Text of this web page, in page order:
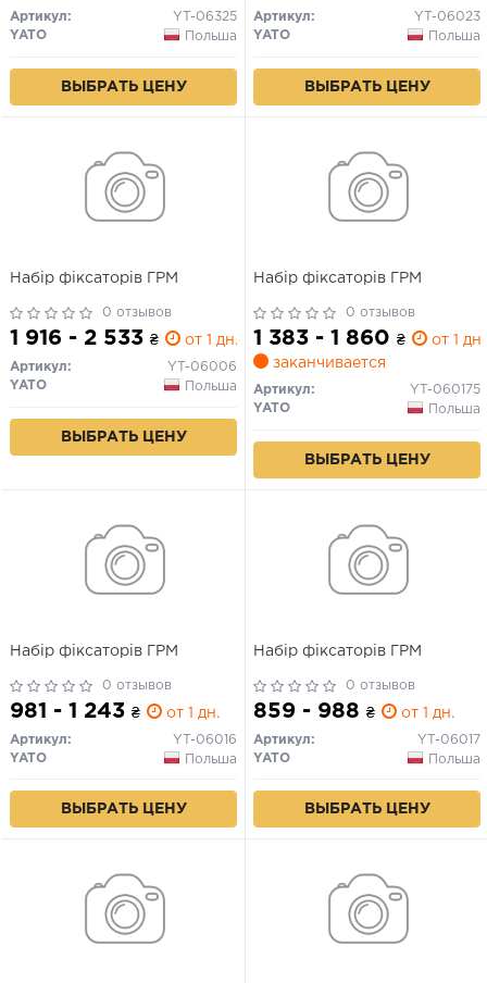
Артикул:
YT-06325
YATO
Польша
ВЫБРАТЬ ЦЕНУ
Артикул:
YT-06023
YATO
Польша
ВЫБРАТЬ ЦЕНУ
Набір фіксаторів ГРМ
0 отзывов
1 916 - 2 533 ₴ от 1 дн.
Артикул:
YT-06006
YATO
Польша
ВЫБРАТЬ ЦЕНУ
Набір фіксаторів ГРМ
0 отзывов
1 383 - 1 860 ₴
от 1 дн.
заканчивается
Артикул:
YT-060175
YATO
Польша
ВЫБРАТЬ ЦЕНУ
Набір фіксаторів ГРМ
0 отзывов
981 - 1 243 ₴ от 1 дн.
Артикул:
YT-06016
YATO
Польша
ВЫБРАТЬ ЦЕНУ
Набір фіксаторів ГРМ
0 отзывов
859 - 988 ₴ от 1 дн.
Артикул:
YT-06017
YATO
Польша
ВЫБРАТЬ ЦЕНУ